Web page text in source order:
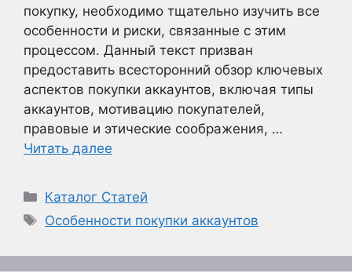
покупку, необходимо тщательно изучить все
особенности и риски, связанные с этим
процессом. Данный текст призван
предоставить всесторонний обзор ключевых
аспектов покупки аккаунтов, включая типы
аккаунтов, мотивацию покупателей,
правовые и этические соображения, …
Читать далее
Рубрики
Каталог Статей
Метки
Особенности покупки аккаунтов